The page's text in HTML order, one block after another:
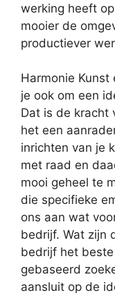
werking heeft
mooier de
productiever
Harmonie Kunst
je ook om een
Dat is de kracht
het een
inrichten van je
met raad en
mooi geheel te
die specifieke
ons aan wat
bedrijf. Wat zijn
bedrijf het
gebaseerd
aansluit op de